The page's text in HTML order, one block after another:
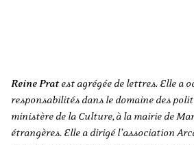
Reine Prat est agrégée de lettres. Elle a
responsabilités dans le domaine des
ministère de la Culture, à la mairie de
étrangères. Elle a dirigé l’association